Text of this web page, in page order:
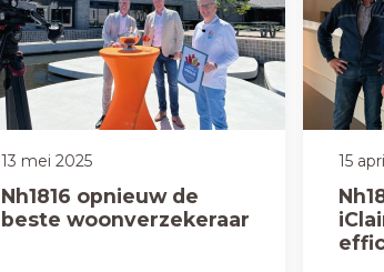
13 mei 2025
Nh1816 opnieuw de
beste woonverzekeraar
15